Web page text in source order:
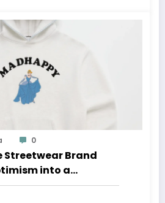
0
Streetwear Brand
into a